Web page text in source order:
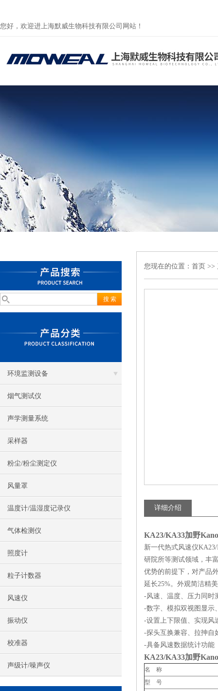
您好，欢迎进上海默威生物科技有限公司网站！
环境监测设备
烟气测试仪
声学测量系统
采样器
粉尘/粉尘测定仪
风量罩
温度计/温湿度记录仪
气体检测仪
照度计
粒子计数器
风速仪
振动仪
校准器
声级计/噪声仪
您现在的位置： 首页 >>
详细介绍
KA23/KA33加野
新一代热式风速仪
研院所等测试领域，丰
优势的前提下，对产品
延长25%。外观简洁精
-风速、温度、压力同时
-数字、模拟双视图显示
-设置上下限值、实现风
-探头互换兼容、拉抻自
-具备风速数据统计功能
KA23/KA33加野
名 称
型 号